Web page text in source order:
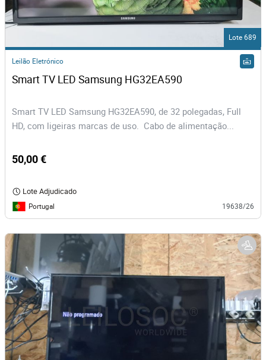
Lote 689
Leilão Eletrónico
Smart TV LED Samsung HG32EA590
Smart TV LED Samsung HG32EA590, de 32 polegadas, Full
HD, com ligeiras marcas de uso. Cabo de alimentação...
50,00 €
Lote Adjudicado
Portugal 19638/26